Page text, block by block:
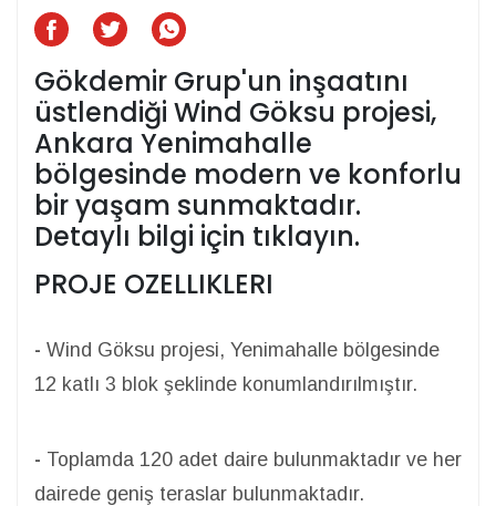
Gökdemir Grup'un inşaatını
üstlendiği Wind Göksu projesi,
Ankara Yenimahalle
bölgesinde modern ve konforlu
bir yaşam sunmaktadır.
Detaylı bilgi için tıklayın.
PROJE OZELLIKLERI
- Wind Göksu projesi, Yenimahalle bölgesinde
12 katlı 3 blok şeklinde konumlandırılmıştır.
- Toplamda 120 adet daire bulunmaktadır ve her
dairede geniş teraslar bulunmaktadır.